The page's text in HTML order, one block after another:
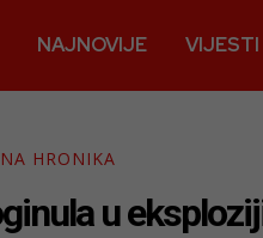
NAJNOVIJE VIJESTI
HRONIKA
u